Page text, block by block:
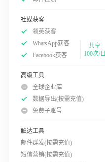
社媒获客
领英获客
WhatsApp获客
Facebook获客
共享
100次/日
高级工具
全球企业库
数据导出(按需充值)
免费子账号
触达工具
邮件群发(按需充值)
短信营销(按需充值)